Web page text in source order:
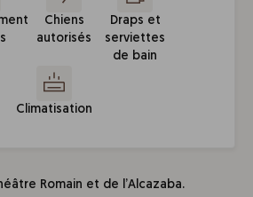
Chiens
autorisés
Draps et
serviettes
de bain
Climatisation
Romain et de l’Alcazaba.